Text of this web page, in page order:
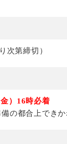
次第締切）
）16時必着
の都合上でき